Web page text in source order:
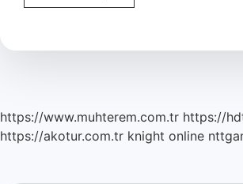
Burcu
https://www.muhterem.com.tr https://
https://akotur.com.tr knight online